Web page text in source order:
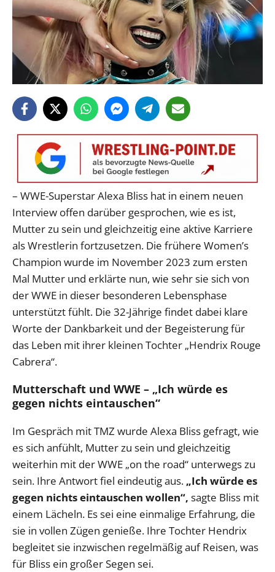
– WWE-Superstar Alexa Bliss hat in einem neuen
Interview offen darüber gesprochen, wie es ist,
Mutter zu sein und gleichzeitig eine aktive Karriere
als Wrestlerin fortzusetzen. Die frühere Women’s
Champion wurde im November 2023 zum ersten
Mal Mutter und erklärte nun, wie sehr sie sich von
der WWE in dieser besonderen Lebensphase
unterstützt fühlt. Die 32-Jährige findet dabei klare
Worte der Dankbarkeit und der Begeisterung für
das Leben mit ihrer kleinen Tochter „Hendrix Rouge
Cabrera“.
Mutterschaft und WWE – „Ich würde es
gegen nichts eintauschen“
Im Gespräch mit TMZ wurde Alexa Bliss gefragt, wie
es sich anfühlt, Mutter zu sein und gleichzeitig
weiterhin mit der WWE „on the road“ unterwegs zu
sein. Ihre Antwort fiel eindeutig aus. „Ich würde es
gegen nichts eintauschen wollen“, sagte Bliss mit
einem Lächeln. Es sei eine einmalige Erfahrung, die
sie in vollen Zügen genieße. Ihre Tochter Hendrix
begleitet sie inzwischen regelmäßig auf Reisen, was
für Bliss ein großer Segen sei.